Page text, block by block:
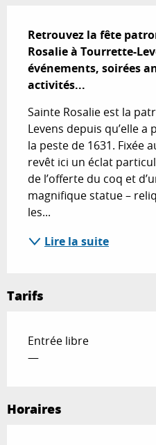
Retrouvez la fête
Rosalie à Tourrette-
événements, soirées
activités...
Sainte Rosalie est la
Levens depuis qu’elle
la peste de 1631. Fixée
revêt ici un éclat
de l’offerte du coq et
magnifique statue –
les...
Lire la suite
Tarifs
Entrée libre
—
Horaires